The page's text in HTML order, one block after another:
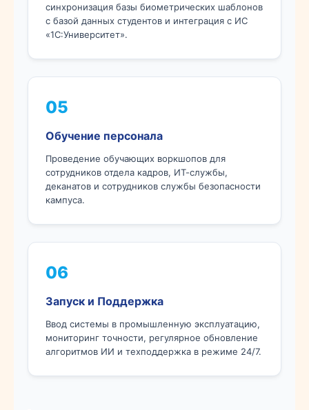
синхронизация базы биометрических шаблонов
с базой данных студентов и интеграция с ИС
«1С:Университет».
05
Обучение персонала
Проведение обучающих воркшопов для
сотрудников отдела кадров, ИТ-службы,
деканатов и сотрудников службы безопасности
кампуса.
06
Запуск и Поддержка
Ввод системы в промышленную эксплуатацию,
мониторинг точности, регулярное обновление
алгоритмов ИИ и техподдержка в режиме 24/7.